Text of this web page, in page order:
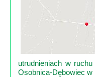
utrudnieniach w
Osobnica-Dębowiec